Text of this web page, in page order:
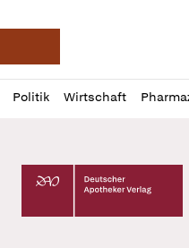
Deutsche
Politik Wirtschaft
Profil
öffnen
Daz
Pur
Deutscher Apotheker